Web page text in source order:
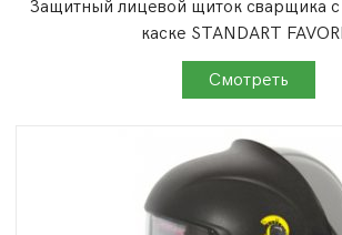
Защитный лицевой щиток сварщика
каске STANDART